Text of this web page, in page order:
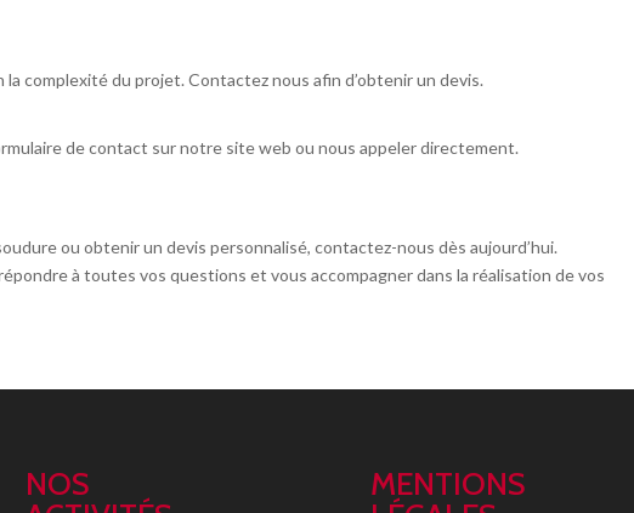
complexité du projet. Contactez nous afin d’obtenir un devis.
de contact sur notre site web ou nous appeler directement.
ou obtenir un devis personnalisé,contactez-nous dès aujourd’hui.
à toutes vos questions et vous accompagnerdans la réalisation de vos
NOS
MENTIONS